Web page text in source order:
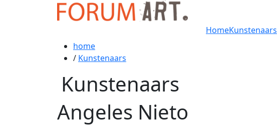
HomeKunstenaars
home
/ Kunstenaars
Kunstenaars
Angeles Nieto